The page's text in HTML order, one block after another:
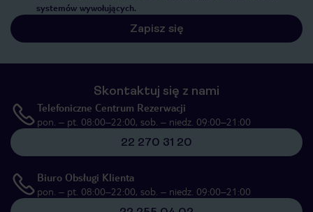
systemów wywołujących.
Zapisz się
Skontaktuj się z nami
Telefoniczne Centrum Rezerwacji
pon. – pt. 08:00–22:00, sob. – niedz. 09:00–21:00
22 270 31 20
Biuro Obsługi Klienta
pon. – pt. 08:00–22:00, sob. – niedz. 09:00–21:00